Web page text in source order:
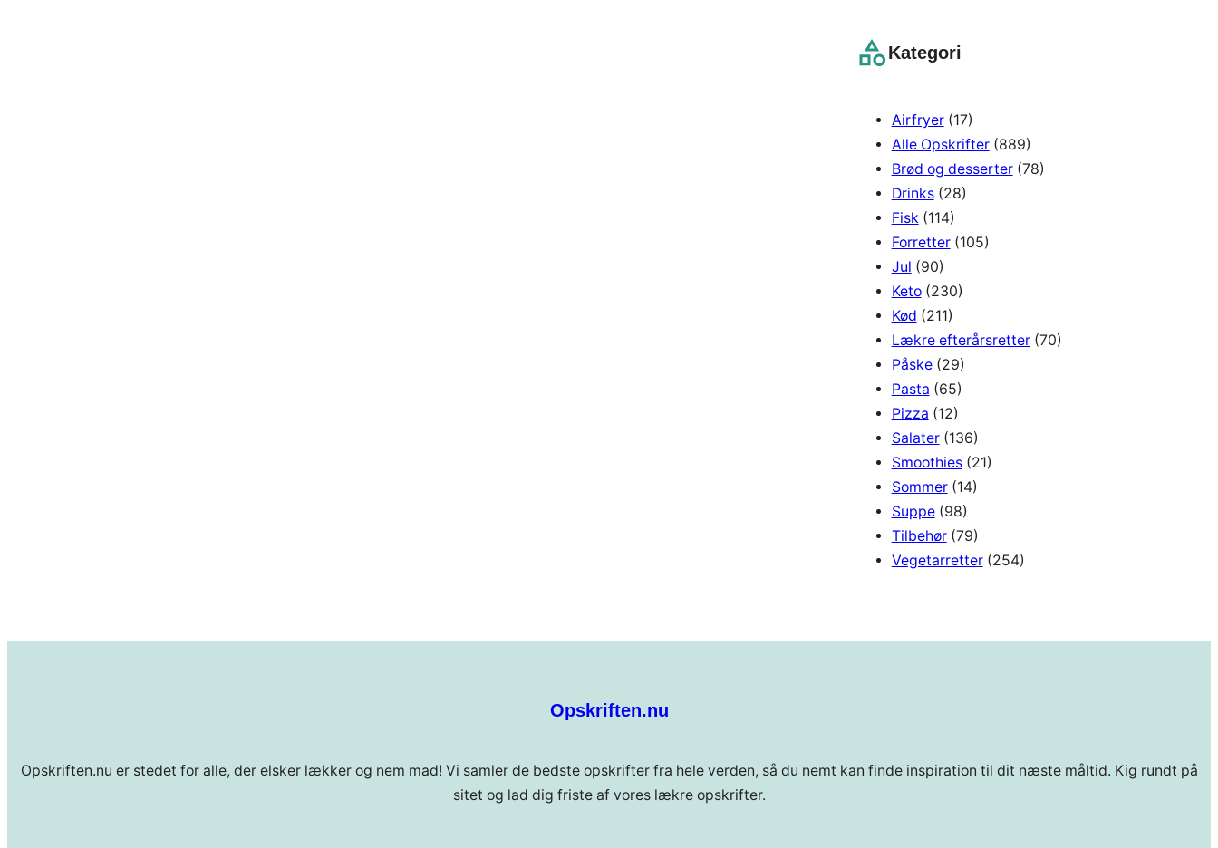
c
Kategori
Airfryer(17)
Alle Opskrifter(889)
Brød og desserter(78)
Drinks(28)
Fisk (114)
Forretter(105)
Jul (90)
Keto(230)
Kød (211)
Lækre efterårsretter(70)
Påske(29)
Pasta (65)
Pizza (12)
Salater(136)
Smoothies(21)
Sommer(14)
Suppe(98)
Tilbehør(79)
Vegetarretter(254)
Opskriften.nu
Opskriften.nu er stedet for alle, der elsker lækker og nem mad! Vi samler de bedste opskrifter fra hele verden, så du nemt kan finde inspiration til dit næste måltid. Kig rundt på
sitet og lad dig friste af vores lækre opskrifter.